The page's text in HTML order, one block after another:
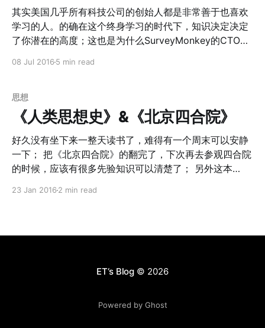
人灭亡了印加帝国而不是相反？ 我会用FAQ的方式来递进
把这本书的观点稍微梳理一下。 Q：为什么是西班牙人灭
亡了印加帝国而不是相反？ A：西班牙人拥有枪炮、钢铁
疫，而西班牙人本身却对此拥有更好的抵抗力。 Q：那为
对病菌的抵抗力？ A：追根溯源是更早的粮食驯化、粮食
生产带来的。动物和植物的驯化带来了更多的粮食，从而
能够养活更多的人口；这也意味着能养活职业的军人，带
来更进一步的分工，促进技术
其实美国几乎所有科技公司的创始人都是非常善于也喜欢
学习的人。的确在这个终身学习的时代下，知识决定决定
了你潜在的高度；这也是为什么SurveyMonkey的CTO
gong-si-he-ren-de-xing-ge/]。 Gates在自己的个人网
站 [https://www.gatesnotes.com/] 中很醒目的地方都是
在介绍他喜欢和推荐的书籍。那他在今年夏天推荐5本书
和书评如下： -------------------------------------------
------------------------------------- 在西雅图，夏季是自
然馈赠的礼物。你将摆脱9个月的阴雨连绵，天空一片晴
08 Jul 2016 5 min read
思想
《人类思想史》&《北京四合院》
好久没有坐下来一整天读书了，难得有一个周末可以安静
一下； 把《北京四合院》的翻完了，下次再去参观四合院
的时候，应该有很多先验知识可以清楚了； 另外这本
问题，但是依旧成为了不可逆转的趋势；由于早期文字的
市、第一部法典等那个时期辉煌的文明、以及尚未破解的
23 Jan 2016 2 min read
ET‘s Blog© 2026
Powered by Ghost